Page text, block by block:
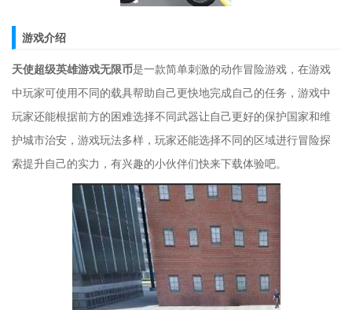
游戏介绍
天使超级英雄游戏无限币是一款简单刺激的动作冒险游戏，在游戏
中玩家可使用不同的载具帮助自己更快地完成自己的任务，游戏中
玩家还能根据前方的困难选择不同武器让自己更好的保护国家和维
护城市治安，游戏玩法多样，玩家还能选择不同的区域进行冒险探
索提升自己的实力，有兴趣的小伙伴们快来下载体验吧。